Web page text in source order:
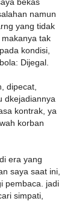
namun
yang tidak
tak
kondisi,
Dijegal.
dipecat,
dkejadiannya
kontrak, ya
korban
era yang
saya saat ini,
pembaca. jadi
simpati,